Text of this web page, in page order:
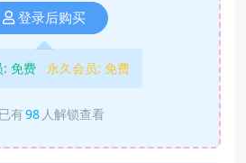
登录后购买
: 免费 永久会员: 免费
已有98 人解锁查看